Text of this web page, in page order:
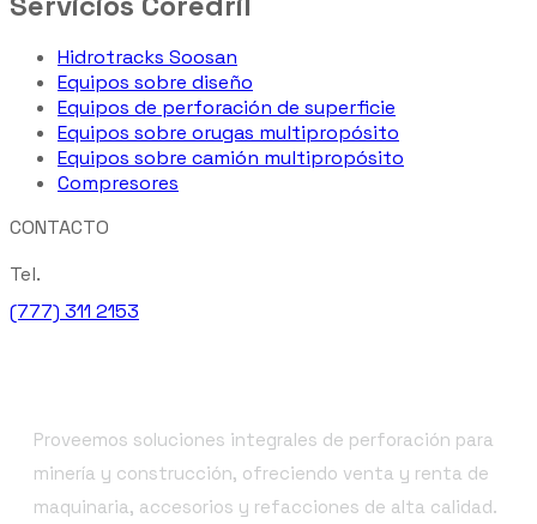
Hidrotracks Soosan
Equipos sobre diseño
Equipos de perforación de superficie
Equipos sobre orugas multipropósito
Equipos sobre camión multipropósito
Compresores
CONTACTO
Tel.
(777) 311 2153
Proveemos soluciones integrales de perforación para
minería y construcción, ofreciendo venta y renta de
maquinaria, accesorios y refacciones de alta calidad.